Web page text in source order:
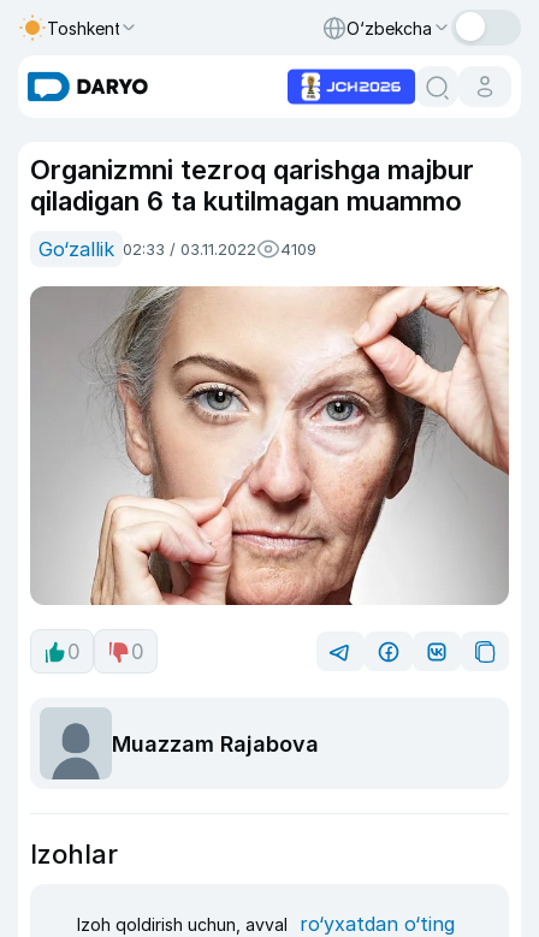
Toshkent O‘zbekcha
Organizmni tezroq qarishga majbur
qiladigan 6 ta kutilmagan muammo
Go‘zallik 02:33 / 03.11.2022 4109
0 0
Muazzam Rajabova
Izohlar
Izoh qoldirish uchun, avval ro‘yxatdan o‘ting